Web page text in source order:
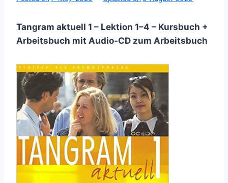
Tangram aktuell 1 – Lektion 1–4 – Kursbuch +
Arbeitsbuch mit Audio-CD zum Arbeitsbuch